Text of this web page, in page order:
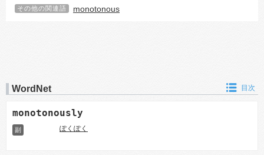
その他の関連語 monotonous
WordNet 目次
monotonously
副 ぽくぽく